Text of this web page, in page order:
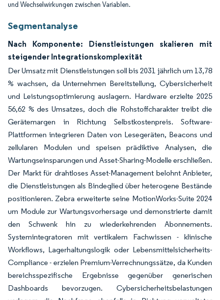
und Wechselwirkungen zwischen Variablen.
Segmentanalyse
Nach Komponente: Dienstleistungen skalieren mit
steigender Integrationskomplexität
Der Umsatz mit Dienstleistungen soll bis 2031 jährlich um 13,78
% wachsen, da Unternehmen Bereitstellung, Cybersicherheit
und Leistungsoptimierung auslagern. Hardware erzielte 2025
56,62 % des Umsatzes, doch die Rohstoffcharakter treibt die
Gerätemargen in Richtung Selbstkostenpreis. Software-
Plattformen integrieren Daten von Lesegeräten, Beacons und
zellularen Modulen und speisen prädiktive Analysen, die
Wartungseinsparungen und Asset-Sharing-Modelle erschließen.
Der Markt für drahtloses Asset-Management belohnt Anbieter,
die Dienstleistungen als Bindeglied über heterogene Bestände
positionieren. Zebra erweiterte seine MotionWorks-Suite 2024
um Module zur Wartungsvorhersage und demonstrierte damit
den Schwenk hin zu wiederkehrenden Abonnements.
Systemintegratoren mit vertikalem Fachwissen - klinische
Workflows, Lagerhaltungslogik oder Lebensmittelsicherheits-
Compliance - erzielen Premium-Verrechnungssätze, da Kunden
bereichsspezifische Ergebnisse gegenüber generischen
Dashboards bevorzugen. Cybersicherheitsbelastungen